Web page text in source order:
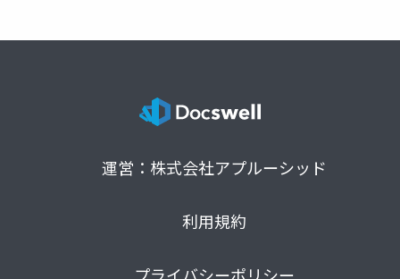
運営：株式会社アプルーシッド
利用規約
プライバシーポリシー